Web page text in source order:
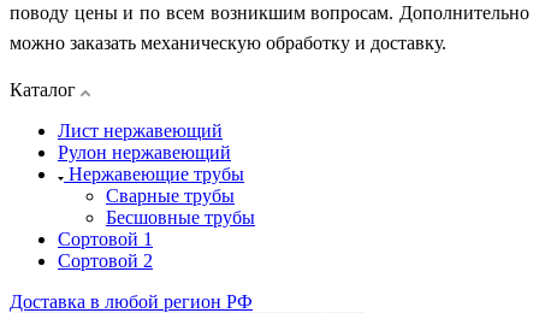
поводу цены и по всем возникшим вопросам. Дополнительно
можно заказать механическую обработку и доставку.
Каталог
Лист нержавеющий
Рулон нержавеющий
Нержавеющие трубы
Сварные трубы
Бесшовные трубы
Сортовой 1
Сортовой 2
Доставка в любой регион РФ